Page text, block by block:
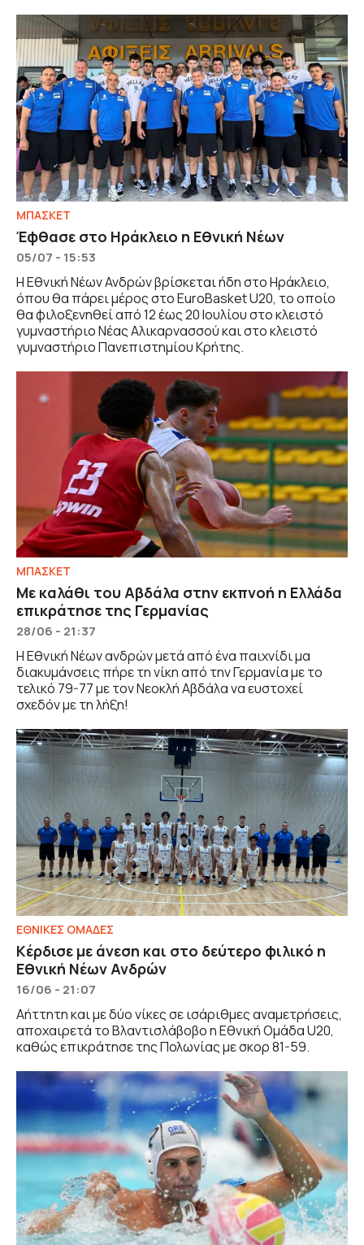
ΜΠΑΣΚΕΤ
Έφθασε στο Ηράκλειο η Εθνική Νέων
05/07 - 15:53
Η Εθνική Νέων Ανδρών βρίσκεται ήδη στο Ηράκλειο,
όπου θα πάρει μέρος στο EuroBasket U20, το οποίο
θα φιλοξενηθεί από 12 έως 20 Ιουλίου στο κλειστό
γυμναστήριο Νέας Αλικαρνασσού και στο κλειστό
γυμναστήριο Πανεπιστημίου Κρήτης.
ΜΠΑΣΚΕΤ
Με καλάθι του Αβδάλα στην εκπνοή η Ελλάδα
επικράτησε της Γερμανίας
28/06 - 21:37
Η Εθνική Νέων ανδρών μετά από ένα παιχνίδι μα
διακυμάνσεις πήρε τη νίκη από την Γερμανία με το
τελικό 79-77 με τον Νεοκλή Αβδάλα να ευστοχεί
σχεδόν με τη λήξη!
EΘΝΙΚΕΣ OΜΑΔΕΣ
Κέρδισε με άνεση και στο δεύτερο φιλικό η
Εθνική Νέων Ανδρών
16/06 - 21:07
Αήττητη και με δύο νίκες σε ισάριθμες αναμετρήσεις,
αποχαιρετά το Βλαντισλάβοβο η Εθνική Ομάδα U20,
καθώς επικράτησε της Πολωνίας με σκορ 81-59.